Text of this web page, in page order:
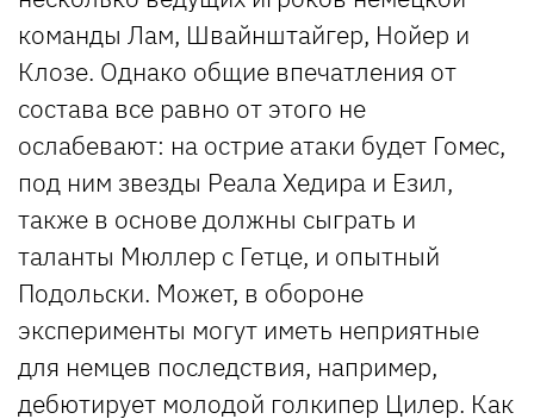
команды Лам, Швайнштайгер, Нойер и
Клозе. Однако общие впечатления от
состава все равно от этого не
ослабевают: на острие атаки будет Гомес,
под ним звезды Реала Хедира и Езил,
также в основе должны сыграть и
таланты Мюллер с Гетце, и опытный
Подольски. Может, в обороне
эксперименты могут иметь неприятные
для немцев последствия, например,
дебютирует молодой голкипер Цилер. Как